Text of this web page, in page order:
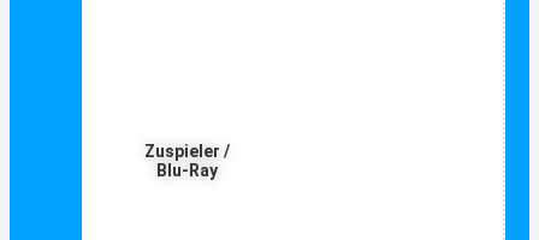
Zuspieler /
Blu-Ray